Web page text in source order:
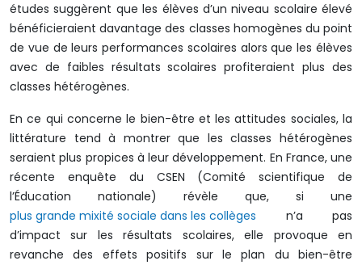
études suggèrent que les élèves d’un niveau scolaire élevé
bénéficieraient davantage des classes homogènes du point
de vue de leurs performances scolaires alors que les élèves
avec de faibles résultats scolaires profiteraient plus des
classes hétérogènes.
En ce qui concerne le bien-être et les attitudes sociales, la
littérature tend à montrer que les classes hétérogènes
seraient plus propices à leur développement. En France, une
récente enquête du CSEN (Comité scientifique de
l’Éducation nationale) révèle que, si une
plus grande mixité sociale dans les collèges n’a pas
d’impact sur les résultats scolaires, elle provoque en
revanche des effets positifs sur le plan du bien-être